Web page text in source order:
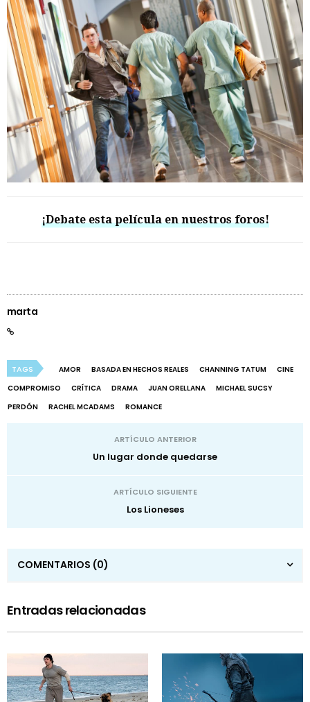
¡Debate esta película en nuestros foros!
marta
TAGS AMOR BASADA EN HECHOS REALES CHANNING TATUM
CINE
COMPROMISO
CRÍTICA DRAMA JUAN ORELLANA
MICHAEL SUCSY
PERDÓN
RACHEL MCADAMS ROMANCE
ARTÍCULO ANTERIOR
Un lugar donde quedarse
ARTÍCULO SIGUIENTE
Los Lioneses
COMENTARIOS (0)
Entradas relacionadas